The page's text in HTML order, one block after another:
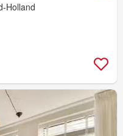
Holland